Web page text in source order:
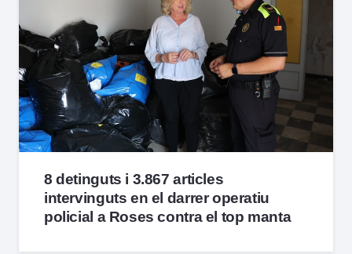
8 detinguts i 3.867 articles
intervinguts en el darrer operatiu
policial a Roses contra el top manta